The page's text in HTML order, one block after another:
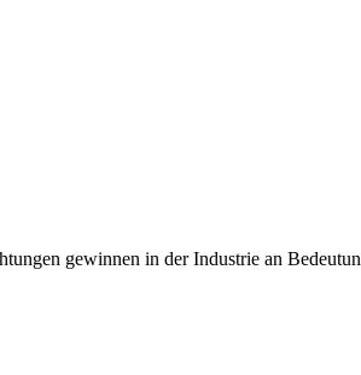
gewinnen in der Industrie an